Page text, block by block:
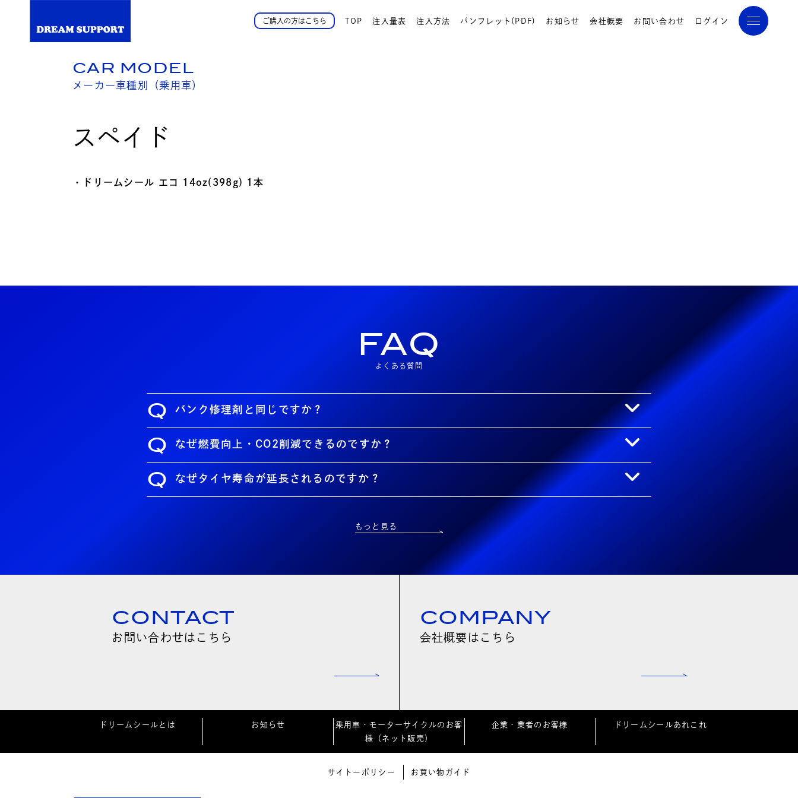
ご購入の方はこちら TOP 注入量表 注入方法 パンフレット(PDF) お知らせ 会社概要 お問い合わせ ログイン
CAR MODEL
メーカー車種別（乗用車）
スペイド
・ドリームシール エコ 14oz(398g) 1本
FAQ
よくある質問
Q パンク修理剤と同じですか？
Q なぜ燃費向上・CO2削減できるのですか？
Q なぜタイヤ寿命が延長されるのですか？
もっと見る
CONTACT
お問い合わせはこちら
COMPANY
会社概要はこちら
ドリームシールとは お知らせ
乗用車・モーターサイクルのお客
様（ネット販売）
企業・業者のお客様 ドリームシールあれこれ
サイトーポリシー お買い物ガイド